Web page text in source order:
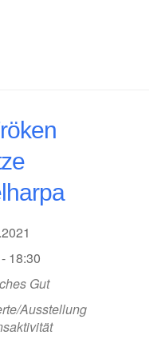
18:30
Gut
Ausstellung